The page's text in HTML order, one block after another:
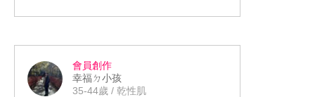
只有補充到表面的水份 就連肌膚最需要
厚敷當面膜使用或是平日的夜間晚安面
也不會有跟底妝打架有搓泥、起屑的惱
人反應
體驗這幾天雖然整體的抗老效果並沒有
很明顯的感受 但我覺得肌膚的保水度或
會員創作
幸福ㄉ小孩
35-44歲 / 乾性肌